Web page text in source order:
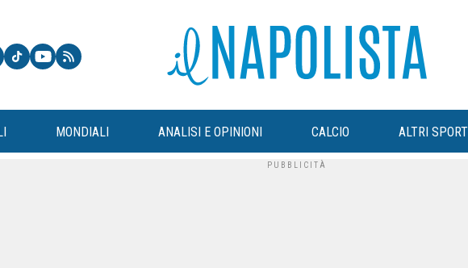
MONDIALI ANALISI E OPINIONI CALCIO ALTRI SPORT